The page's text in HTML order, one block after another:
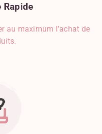
Rapide
au maximum l’achat de